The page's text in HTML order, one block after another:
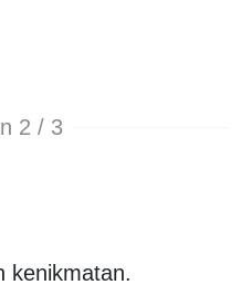
2 / 3
kenikmatan.